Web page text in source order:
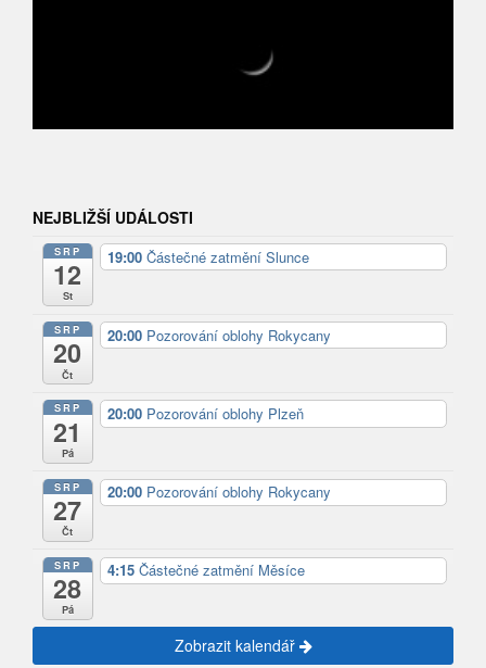
NEJBLIŽŠÍ UDÁLOSTI
SRP
12
St
19:00 Částečné zatmění Slunce
SRP
20
Čt
20:00 Pozorování oblohy Rokycany
SRP
21
Pá
20:00 Pozorování oblohy Plzeň
SRP
27
Čt
20:00 Pozorování oblohy Rokycany
SRP
28
Pá
4:15 Částečné zatmění Měsíce
Zobrazit kalendář